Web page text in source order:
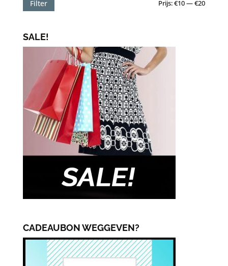
Min.
Max.
Filter Prijs:€10—€20
SALE!
CADEAUBON WEGGEVEN?